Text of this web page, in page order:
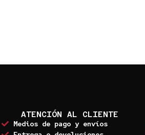
ATENCIÓN AL CLIENTE
Medios de pago y envíos